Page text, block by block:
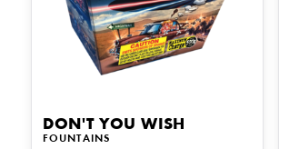
DON'T YOU WISH
FOUNTAINS